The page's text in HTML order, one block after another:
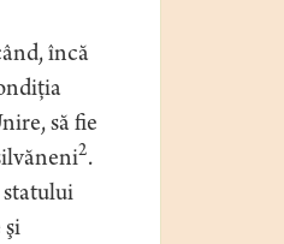
încă
să fie
2.
şi